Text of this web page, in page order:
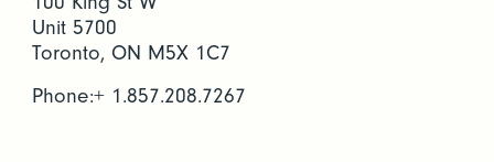
Unit 5700
Toronto, ON M5X 1C7
Phone:+ 1.857.208.7267